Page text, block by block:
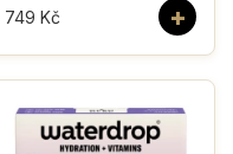
+
749 Kč